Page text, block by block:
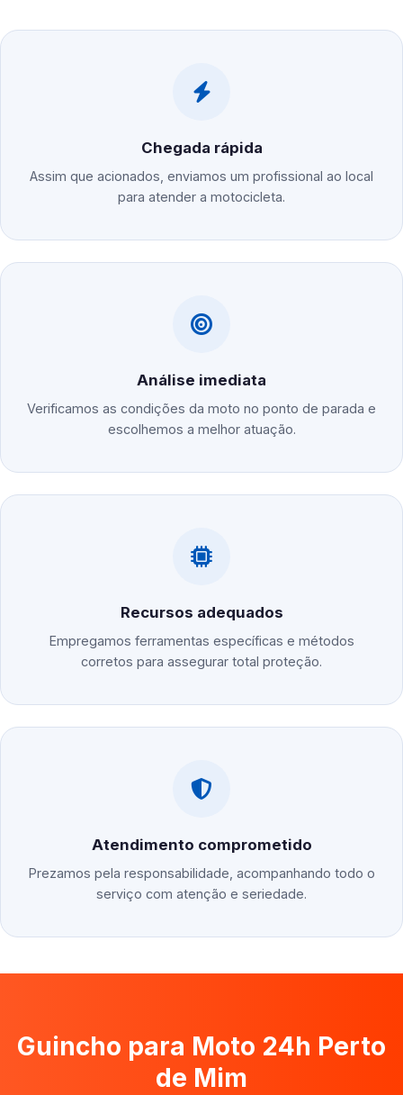
Chegada rápida
Assim que acionados, enviamos um profissional ao local
para atender a motocicleta.
Análise imediata
Verificamos as condições da moto no ponto de parada e
escolhemos a melhor atuação.
Recursos adequados
Empregamos ferramentas específicas e métodos
corretos para assegurar total proteção.
Atendimento comprometido
Prezamos pela responsabilidade, acompanhando todo o
serviço com atenção e seriedade.
Guincho para Moto 24h Perto
de Mim